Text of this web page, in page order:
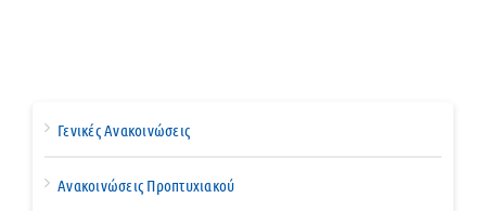
Γενικές Ανακοινώσεις
Ανακοινώσεις Προπτυχιακού